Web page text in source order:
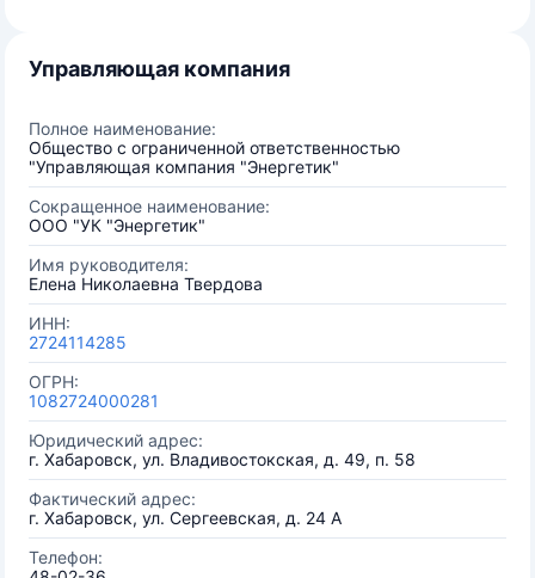
Управляющая компания
Полное наименование:
Общество с ограниченной ответственностью
"Управляющая компания "Энергетик"
Сокращенное наименование:
ООО "УК "Энергетик"
Имя руководителя:
Елена Николаевна Твердова
ИНН:
2724114285
ОГРН:
1082724000281
Юридический адрес:
г. Хабаровск, ул. Владивостокская, д. 49, п. 58
Фактический адрес:
г. Хабаровск, ул. Сергеевская, д. 24 А
Телефон: